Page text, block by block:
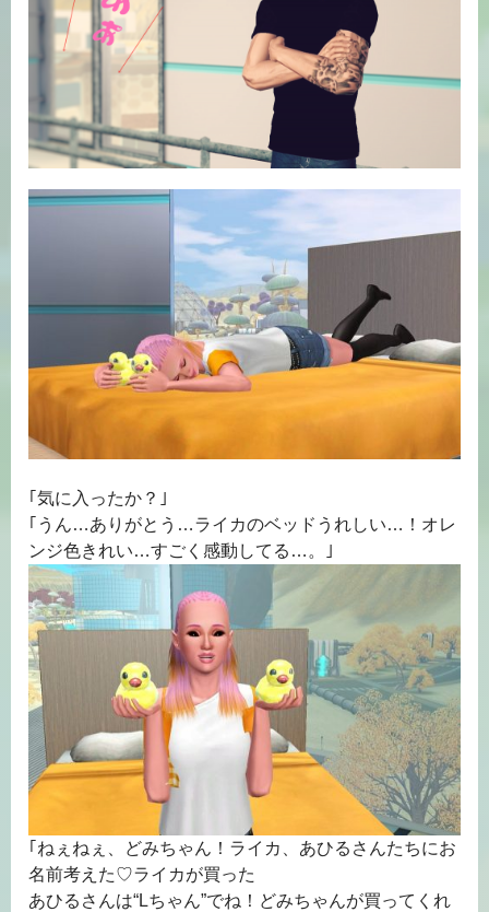
｢気に入ったか？｣
｢うん…ありがとう…ライカのベッドうれしい…！オレ
ンジ色きれい…すごく感動してる…。｣
｢ねぇねぇ、どみちゃん！ライカ、あひるさんたちにお
名前考えた♡ライカが買った
あひるさんは“Lちゃん”でね！どみちゃんが買ってくれ